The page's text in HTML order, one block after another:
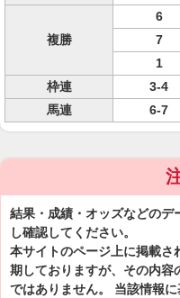
複勝
6
7
1
枠連
3-4
馬連
6-7
結果・成績・オッズなどのデ
し確認してください。
本サイトのページ上に掲載さ
期しておりますが、その内容
ではありません。 当該情報